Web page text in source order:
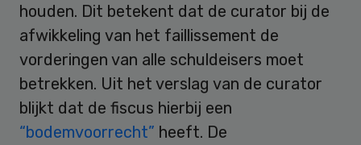
houden. Dit betekent dat de curator bij de
afwikkeling van het faillissement de
vorderingen van alle schuldeisers moet
betrekken. Uit het verslag van de curator
blijkt dat de fiscus hierbij een
“bodemvoorrecht” heeft. De